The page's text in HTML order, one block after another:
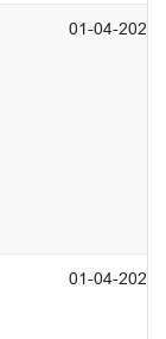
01-04-2025
01-04-2025